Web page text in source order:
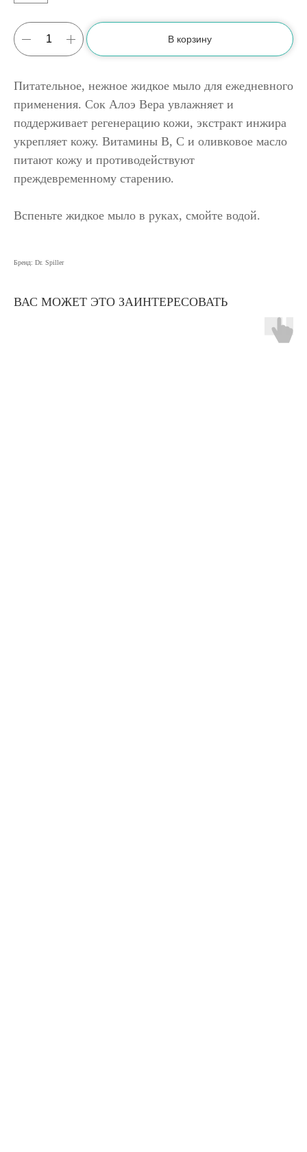
В корзину
Питательное, нежное жидкое мыло для ежедневного
применения. Сок Алоэ Вера увлажняет и
поддерживает регенерацию кожи, экстракт инжира
укрепляет кожу. Витамины В, С и оливковое масло
питают кожу и противодействуют
преждевременному старению.
Вспеньте жидкое мыло в руках, смойте водой.
Бренд: Dr. Spiller
ВАС МОЖЕТ ЭТО ЗАИНТЕРЕСОВАТЬ